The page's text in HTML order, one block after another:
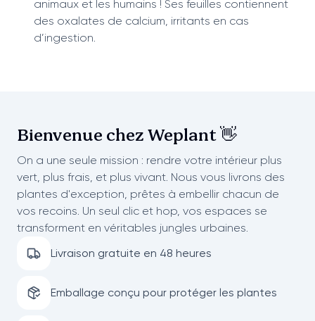
animaux et les humains ! Ses feuilles contiennent
des oxalates de calcium, irritants en cas
d’ingestion.
Bienvenue chez Weplant 👋
On a une seule mission : rendre votre intérieur plus
vert, plus frais, et plus vivant. Nous vous livrons des
plantes d'exception, prêtes à embellir chacun de
vos recoins. Un seul clic et hop, vos espaces se
transforment en véritables jungles urbaines.
Livraison gratuite en 48 heures
Emballage conçu pour protéger les plantes